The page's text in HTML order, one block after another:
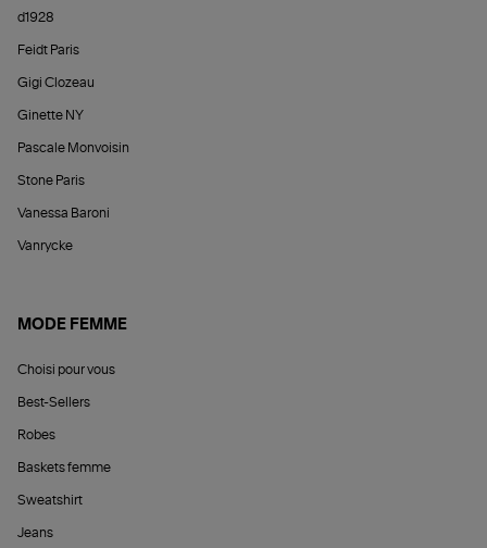
d1928
Feidt Paris
Gigi Clozeau
Ginette NY
Pascale Monvoisin
Stone Paris
Vanessa Baroni
Vanrycke
MODE FEMME
Choisi pour vous
Best-Sellers
Robes
Baskets femme
Sweatshirt
Jeans